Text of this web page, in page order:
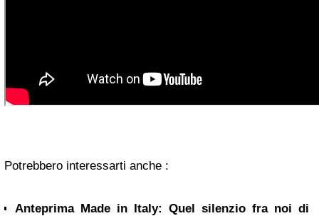
Potrebbero interessarti anche :
Anteprima Made in Italy: Quel silenzio fra noi di